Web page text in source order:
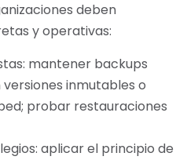
deben
y operativas:
mantener backups
inmutables o
probar restauraciones
aplicar el principio de